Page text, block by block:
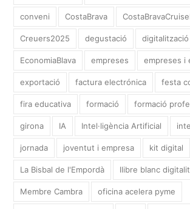
conveni CostaBrava
Creuers2025 degustació digitalització
EconomiaBlava empreses empreses i
exportació factura electrónica festa
fira educativa formació formació
girona IA Intel·ligència Artificial
jornada joventut i empresa kit digital
La Bisbal de l'Empordà llibre blanc
Membre Cambra oficina acelera pyme